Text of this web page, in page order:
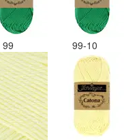
99 99-10